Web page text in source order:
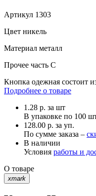
Артикул 1303
Цвет никель
Материал металл
Прочее часть С
Кнопка одежная состоит
Подробнее о товаре
1.28 р. за шт
В упаковке по 100
128.00 р. за уп.
По сумме заказа –
В наличии
Условия работы и
О товаре
xmark